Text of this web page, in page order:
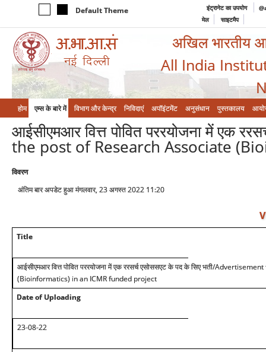
Default Theme इंट्रानेट का उपयोग
मेल
साइटमैप
अखिल भारतीय
All India
होम एम्‍स के बारे में विभाग और केन्‍द्र निविदाएं अपॉइंटमेंट अनुसंधान पुस्तकालय
आईसीएमआर वित्त पोवित पररयोजना में एक
the post of Research Associate
विवरण
अंतिम बार अपडेट हुआ मंगलवार, 23 अगस्त 2022 11:20
Title
आईसीएमआर वित्त पोवित पररयोजना में एक ररसर्च एसोससएट के पद के सिए भती/
(Bioinformatics) in an ICMR funded project
Date of Uploading
23-08-22